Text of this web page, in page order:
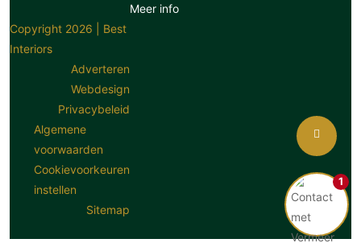
1
Meer info
Copyright 2026 | Best
Interiors
Adverteren
Webdesign
Privacybeleid
Algemene
voorwaarden
Cookievoorkeuren
instellen
Sitemap